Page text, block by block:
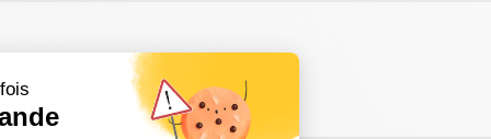
de toute une région